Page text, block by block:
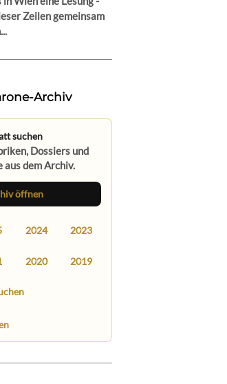
Zeilen gemeinsam
Archiv
suchen
Dossiers und
aus dem Archiv.
öffnen
2024 2023
2020 2019